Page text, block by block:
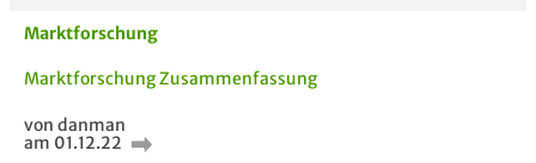
Marktforschung
Marktforschung Zusammenfassung
von danman
am 01.12.22